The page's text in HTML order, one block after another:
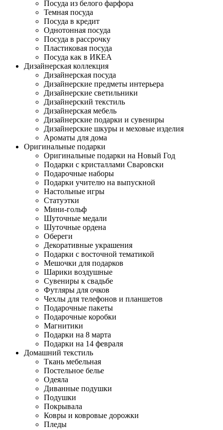
Посуда из белого фарфора
Темная посуда
Посуда в кредит
Однотонная посуда
Посуда в рассрочку
Пластиковая посуда
Посуда как в ИКЕА
Дизайнерская коллекция
Дизайнерская посуда
Дизайнерские предметы интерьера
Дизайнерские светильники
Дизайнерский текстиль
Дизайнерская мебель
Дизайнерские подарки и сувениры
Дизайнерские шкуры и меховые изделия
Ароматы для дома
Оригинальные подарки
Оригинальные подарки на Новый Год
Подарки с кристаллами Сваровски
Подарочные наборы
Подарки учителю на выпускной
Настольные игры
Статуэтки
Мини-гольф
Шуточные медали
Шуточные ордена
Обереги
Декоративные украшения
Подарки с восточной тематикой
Мешочки для подарков
Шарики воздушные
Сувениры к свадьбе
Футляры для очков
Чехлы для телефонов и планшетов
Подарочные пакеты
Подарочные коробки
Магнитики
Подарки на 8 марта
Подарки на 14 февраля
Домашний текстиль
Ткань мебельная
Постельное белье
Одеяла
Диванные подушки
Подушки
Покрывала
Ковры и ковровые дорожки
Пледы